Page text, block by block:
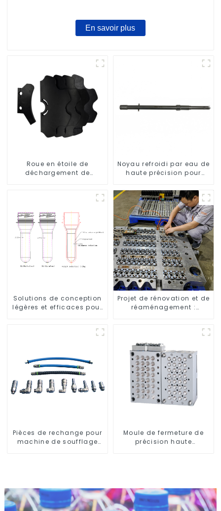
En savoir plus
Roue en étoile de
déchargement de
Noyau refroidi par eau de
haute précision pour
bouteille en PET
Solutions de conception
légères et efficaces pour
Projet de rénovation et de
réaménagement :
Pièces de rechange pour
machine de soufflage
Moule de fermeture de
précision haute